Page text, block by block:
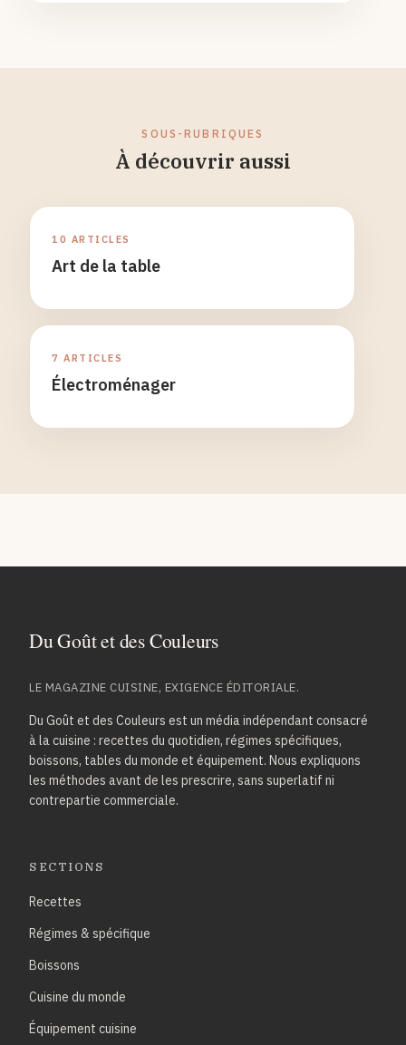
SOUS-RUBRIQUES
À découvrir aussi
10 ARTICLES
Art de la table
7 ARTICLES
Électroménager
LE MAGAZINE CUISINE, EXIGENCE ÉDITORIALE.
Du Goût et des Couleurs est un média indépendant consacré
à la cuisine : recettes du quotidien, régimes spécifiques,
boissons, tables du monde et équipement. Nous expliquons
les méthodes avant de les prescrire, sans superlatif ni
contrepartie commerciale.
SECTIONS
Recettes
Régimes & spécifique
Boissons
Cuisine du monde
Équipement cuisine